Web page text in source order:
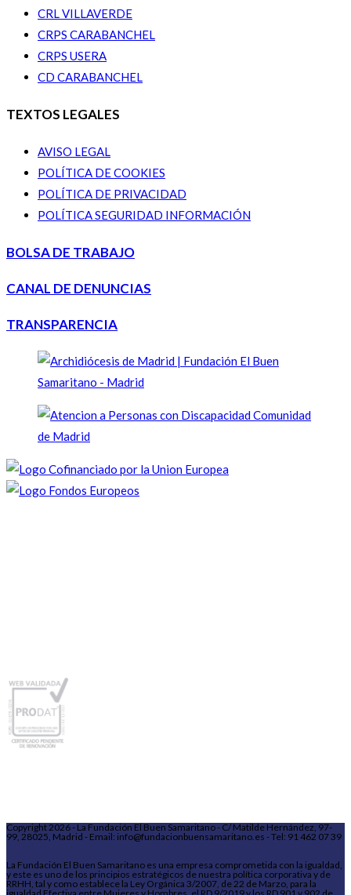
CRL VILLAVERDE
CRPS CARABANCHEL
CRPS USERA
CD CARABANCHEL
TEXTOS LEGALES
AVISO LEGAL
POLÍTICA DE COOKIES
POLÍTICA DE PRIVACIDAD
POLÍTICA SEGURIDAD INFORMACIÓN
BOLSA DE TRABAJO
CANAL DE DENUNCIAS
TRANSPARENCIA
Copyright 2026 - La Fundación El Buen Samaritano - C/ Matilde Hernández, 97-
99, 28025, Madrid - Email: info@fundacionbuensamaritano.es - Tel: 91 462 07 39
La Fundación El Buen Samaritano es una empresa comprometida con la igualdad,
y este es uno de los principios estratégicos de nuestra política corporativa y de
RRHH, tal y como establece la Ley Orgánica 3/2007, de 22 de Marzo, para la